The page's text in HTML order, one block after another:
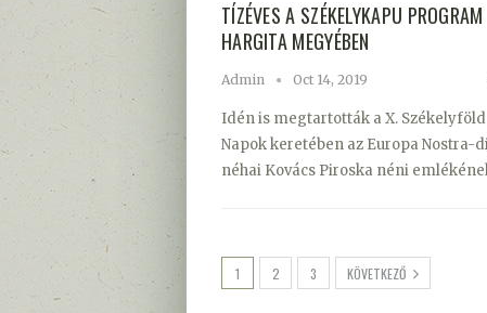
TÍZÉVES A SZÉKELYKAPU PROGRAM
HARGITA MEGYÉBEN
Admin Oct 14, 2019
Idén is megtartották a X. Székelyföld
Napok keretében az Europa Nostra-
néhai Kovács Piroska néni
1 2 3 KÖVETKEZŐ